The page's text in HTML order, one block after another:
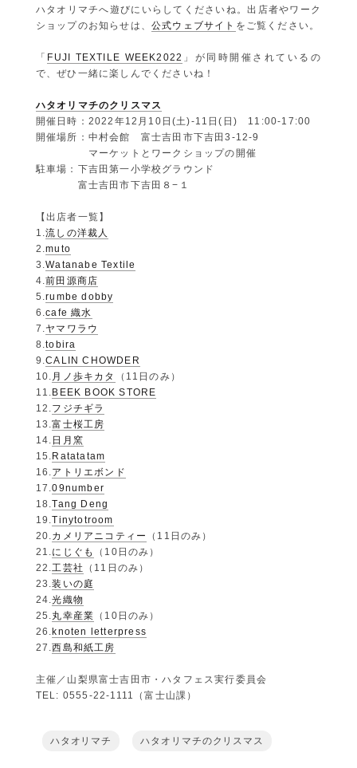
ハタオリマチへ遊びにいらしてくださいね。出店者やワーク
ショップのお知らせは、 公式ウェブサイト をご覧ください。
「 FUJI TEXTILE WEEK2022 」が同時開催されているの
で、ぜひ一緒に楽しんでくださいね！
ハタオリマチのクリスマス
開催日時：2022年12月10日(土)-11日(日) 11:00-17:00
開催場所：中村会館 富士吉田市下吉田3-12-9
マーケットとワークショップの開催
駐車場：下吉田第一小学校グラウンド
富士吉田市下吉田８−１
【出店者一覧】
1.流しの洋裁人
2.muto
3.Watanabe Textile
4.前田源商店
5.rumbe dobby
6.cafe 織水
7. ヤマワラウ
8.tobira
9.CALIN CHOWDER
10. 月ノ歩キカタ
（11日のみ）
11. BEEK BOOK STORE
12. フジチギラ
13.富士桜工房
14. 日月窯
15. Ratatatam
16. アトリエボンド
17.09number
18.Tang Deng
19.Tinytotroom
20. カメリアニコティー
（11日のみ）
21. にじぐも
（10日のみ）
22. 工芸社
（11日のみ）
23.装いの庭
24.光織物
25. 丸幸産業 （10日のみ）
26.knoten letterpress
27.西島和紙工房
主催／山梨県富士吉田市・ハタフェス実行委員会
TEL: 0555-22-1111（富士山課）
ハタオリマチ ハタオリマチのクリスマス